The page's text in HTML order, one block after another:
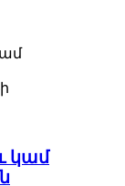
կամ